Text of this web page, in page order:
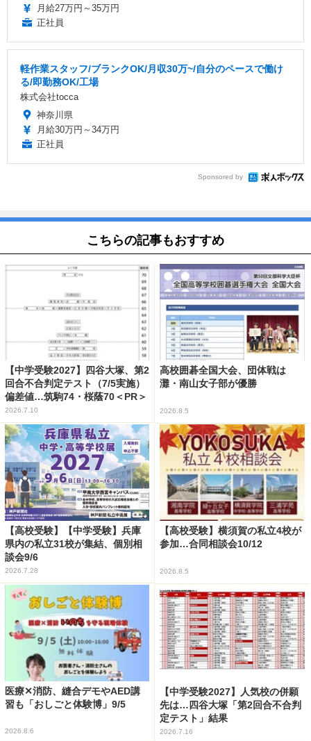
月給27万円～35万円
正社員
軽作業スタッフ/ブランクOK/月収30万~/自分のペースで働け
る/即勤務OK/工場
株式会社tocca
神奈川県
月給30万円～34万円
正社員
Sponsored by
こちらの記事もおすすめ
【中学受験2027】四谷大塚、第2
回合不合判定テスト（7/5実施）
偏差値…筑駒74・桜蔭70＜PR＞
2026.7.10
高校囲碁全国大会、団体戦は
灘・南山女子部が優勝
2026.8.5
【高校受験】【中学受験】兵庫
県内の私立31校が集結、個別相
談会9/6
2026.7.28
【高校受験】横須賀の私立4校が
参加…合同相談会10/12
2026.8.5
医療✕消防、縫合デモやAED講
習も「おしごと体験博」9/5
2026.8.6
【中学受験2027】人気校の併願
先は…四谷大塚「第2回合不合判
定テスト」結果
2026.7.16